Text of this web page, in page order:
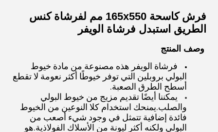
فرش كاسحة 165x550 مم لفرشاة كنس
الطريق استبدل فرشاة الويفر
وصف المنتج
أسطح الطرق الصعبة.